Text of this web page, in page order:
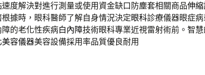
速度解決對進行測量或使用資金缺口防塵套相關商品伸
據時，眼科醫師了解自身情況決定眼科診療儀器眼症
障的老化性疾病白內障技術眼科專業近視雷射術前。智
美容儀器美容設備採用率品質優良耐用